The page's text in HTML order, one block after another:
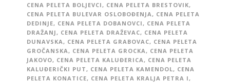
CENA PELETA BOLJEVCI , CENA PELETA BRESTOVIK,
CENA PELETA BULEVAR OSLOBOĐENJA , CENA PELETA
DEDINJE, CENA PELETA DOBANOVCI , CENA PELETA
DRAŽANJ , CENA PELETA DRAŽEVAC, CENA PELETA
DUNAVSKA , CENA PELETA GRABOVAC, CENA PELETA
GROČANSKA , CENA PELETA GROCKA , CENA PELETA
JAKOVO, CENA PELETA KALUĐERICA , CENA PELETA
KALUĐERIČKI PUT , CENA PELETA KAMENDOL, CENA
PELETA KONATICE, CENA PELETA KRALJA PETRA I ,